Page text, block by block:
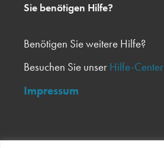
Sie benötigen Hilfe?
Benötigen Sie weitere Hilfe?
Besuchen Sie unser Hilfe-Center
Impressum